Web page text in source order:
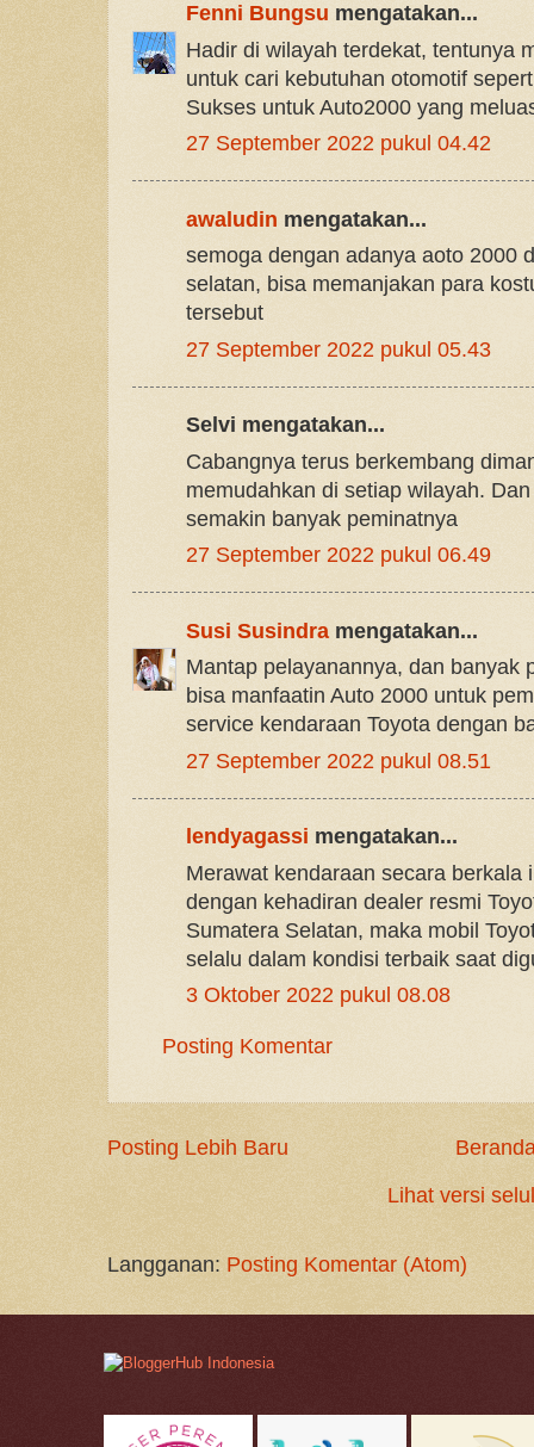
Fenni Bungsu mengatakan...
Hadir di wilayah terdekat, tentunya
untuk cari kebutuhan otomotif
Sukses untuk Auto2000 yang
27 September 2022 pukul 04.42
awaludin mengatakan...
semoga dengan adanya aoto 2000
selatan, bisa memanjakan para
tersebut
27 September 2022 pukul 05.43
Selvi mengatakan...
Cabangnya terus berkembang
memudahkan di setiap wilayah.
semakin banyak peminatnya
27 September 2022 pukul 06.49
Susi Susindramengatakan...
Mantap pelayanannya, dan banyak
bisa manfaatin Auto 2000 untuk
service kendaraan Toyota dengan
27 September 2022 pukul 08.51
lendyagassi mengatakan...
Merawat kendaraan secara berkala
dengan kehadiran dealer resmi
Sumatera Selatan, maka mobil
selalu dalam kondisi terbaik saat
3 Oktober 2022 pukul 08.08
Posting Komentar
Posting Lebih Baru
Lihat versi
Langganan: Posting Komentar (Atom)